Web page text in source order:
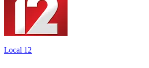
Local 12